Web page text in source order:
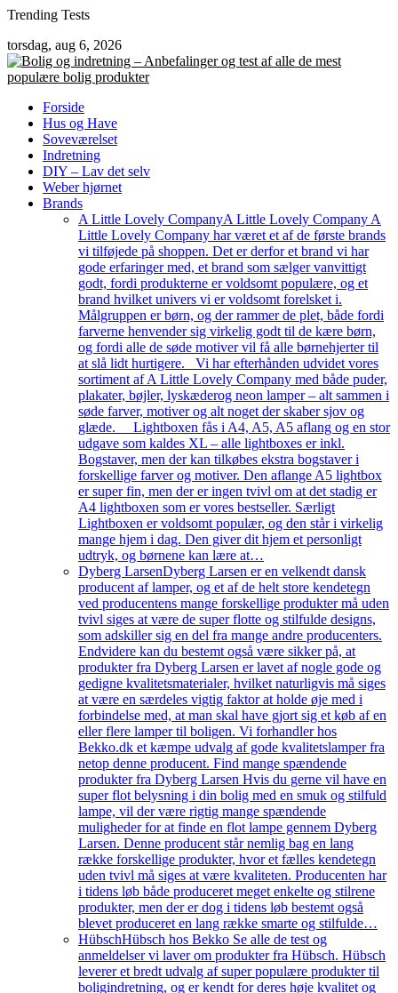
Skip
content
Trending Tests
torsdag, aug 6, 2026
Forside
Hus og Have
Soveværelset
Indretning
DIY – Lav det selv
Weber hjørnet
Brands
A Little Lovely CompanyA Little Lovely Company A
Little Lovely Company har været et af de første brands
vi tilføjede på shoppen. Det er derfor et brand vi har
gode erfaringer med, et brand som sælger vanvittigt
godt, fordi produkterne er voldsomt populære, og et
brand hvilket univers vi er voldsomt forelsket i.
Målgruppen er børn, og der rammer de plet, både fordi
farverne henvender sig virkelig godt til de kære børn,
og fordi alle de søde motiver vil få alle børnehjerter til
at slå lidt hurtigere. Vi har efterhånden udvidet vores
sortiment af A Little Lovely Company med både puder,
plakater, bøjler, lyskæderog neon lamper – alt sammen i
søde farver, motiver og alt noget der skaber sjov og
glæde. Lightboxen fås i A4, A5, A5 aflang og en stor
udgave som kaldes XL – alle lightboxes er inkl.
Bogstaver, men der kan tilkøbes ekstra bogstaver i
forskellige farver og motiver. Den aflange A5 lightbox
er super fin, men der er ingen tvivl om at det stadig er
A4 lightboxen som er vores bestseller. Særligt
Lightboxen er voldsomt populær, og den står i virkelig
mange hjem i dag. Den giver dit hjem et personligt
udtryk, og børnene kan lære at…
Dyberg LarsenDyberg Larsen er en velkendt dansk
producent af lamper, og et af de helt store kendetegn
ved producentens mange forskellige produkter må uden
tvivl siges at være de super flotte og stilfulde designs,
som adskiller sig en del fra mange andre producenters.
Endvidere kan du bestemt også være sikker på, at
produkter fra Dyberg Larsen er lavet af nogle gode og
gedigne kvalitetsmaterialer, hvilket naturligvis må siges
at være en særdeles vigtig faktor at holde øje med i
forbindelse med, at man skal have gjort sig et køb af en
eller flere lamper til boligen. Vi forhandler hos
Bekko.dk et kæmpe udvalg af gode kvalitetslamper fra
netop denne producent. Find mange spændende
produkter fra Dyberg Larsen Hvis du gerne vil have en
super flot belysning i din bolig med en smuk og stilfuld
lampe, vil der være rigtig mange spændende
muligheder for at finde en flot lampe gennem Dyberg
Larsen. Denne producent står nemlig bag en lang
række forskellige produkter, hvor et fælles kendetegn
uden tvivl må siges at være kvaliteten. Producenten har
i tidens løb både produceret meget enkelte og stilrene
produkter, men der er dog i tidens løb bestemt også
blevet produceret en lang række smarte og stilfulde…
HübschHübsch hos Bekko Se alle de test og
anmeldelser vi laver om produkter fra Hübsch. Hübsch
leverer et bredt udvalg af super populære produkter til
boligindretning, og er kendt for deres høje kvalitet og